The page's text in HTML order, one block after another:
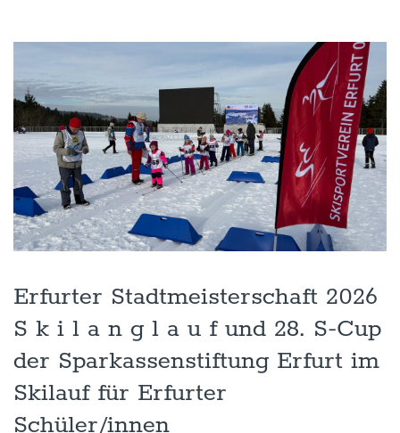
Erfurter Stadtmeisterschaft 2026
S k i l a n g l a u f und 28. S-Cup
der Sparkassenstiftung Erfurt im
Skilauf für Erfurter
Schüler/innen